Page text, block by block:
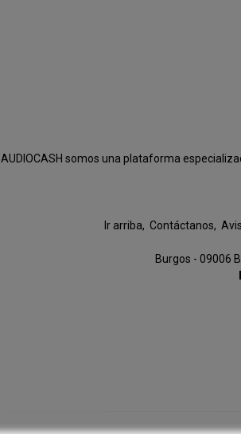
AUDIOCASH somos una plataforma
Ir arriba Contáctanos
Burgos - 09006